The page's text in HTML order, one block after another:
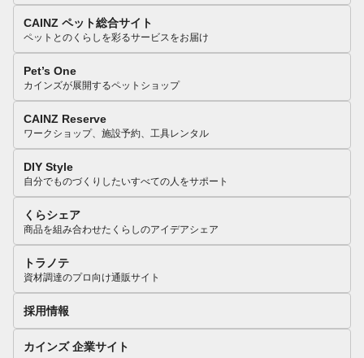
CAINZ ペット総合サイト
ペットとのくらしを彩るサービスをお届け
Pet’s One
カインズが展開するペットショップ
CAINZ Reserve
ワークショップ、施設予約、工具レンタル
DIY Style
自分でものづくりしたいすべての人をサポート
くらシェア
商品を組み合わせたくらしのアイデアシェア
トラノテ
資材調達のプロ向け通販サイト
採用情報
カインズ 企業サイト